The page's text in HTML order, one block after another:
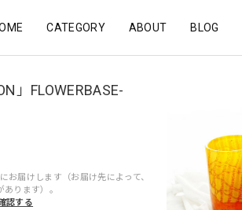
CATEGORY ABOUT BLOG
」FLOWERBASE-
届けします（お届け先によって、
ります）。
認する